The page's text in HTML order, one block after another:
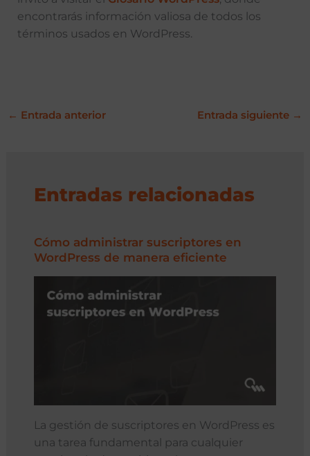
encontrarás información valiosa de todos los
términos usados en WordPress.
← Entrada anterior Entrada siguiente →
Entradas relacionadas
Cómo administrar suscriptores en
WordPress de manera eficiente
La gestión de suscriptores en WordPress es
una tarea fundamental para cualquier